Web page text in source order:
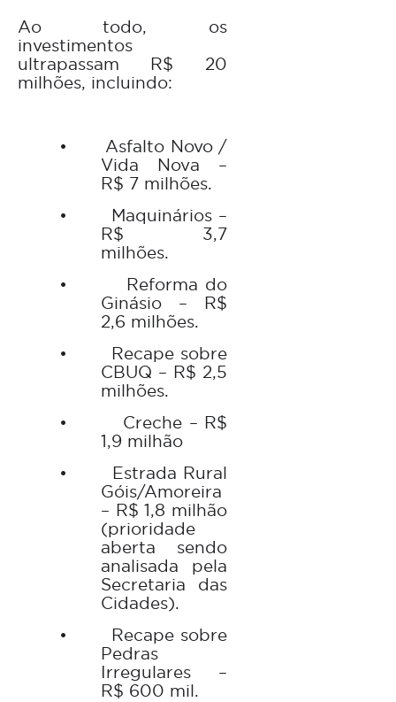
Ao todo, os
investimentos
ultrapassam R$ 20
milhões, incluindo:
•
Asfalto Novo /
Vida Nova –
R$ 7 milhões.
•
Maquinários –
R$ 3,7
milhões.
•
Reforma do
Ginásio – R$
2,6 milhões.
•
Recape sobre
CBUQ – R$ 2,5
milhões.
•
Creche – R$
1,9 milhão
•
Estrada Rural
Góis/Amoreira
– R$ 1,8 milhão
(prioridade
aberta sendo
analisada pela
Secretaria das
Cidades).
•
Recape sobre
Pedras
Irregulares –
R$ 600 mil.